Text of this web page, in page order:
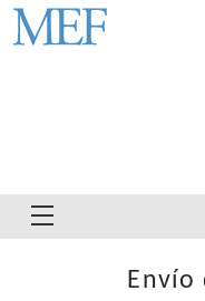
CIRCULARESEnvío